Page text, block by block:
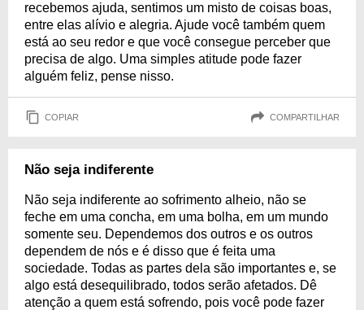
recebemos ajuda, sentimos um misto de coisas boas,
entre elas alívio e alegria. Ajude você também quem
está ao seu redor e que você consegue perceber que
precisa de algo. Uma simples atitude pode fazer
alguém feliz, pense nisso.
COPIAR COMPARTILHAR
Não seja indiferente
Não seja indiferente ao sofrimento alheio, não se
feche em uma concha, em uma bolha, em um mundo
somente seu. Dependemos dos outros e os outros
dependem de nós e é disso que é feita uma
sociedade. Todas as partes dela são importantes e, se
algo está desequilibrado, todos serão afetados. Dê
atenção a quem está sofrendo, pois você pode fazer